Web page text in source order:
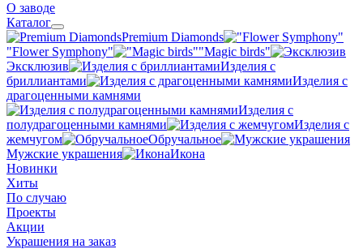
О заводе
Каталог
Premium Diamonds
"Flower Symphony"
"Magic birds"
Эксклюзив
Изделия с
бриллиантами
Изделия с
драгоценными камнями
Изделия с
полудрагоценными камнями
Изделия с
жемчугом
Обручальное
Мужские украшения
Икона
Новинки
Хиты
По случаю
Проекты
Акции
Украшения на заказ